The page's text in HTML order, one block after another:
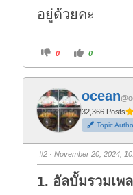
อยู่ด้วยคะ
C
i
k
f
o
r
t
h
u
m
d
o
n
0
C
i
k
o
r
t
h
u
m
u
p
0
ocean
32,366 Posts
Topic
#2 · November 20, 2024,
1. อัลบั้มรวมเพ